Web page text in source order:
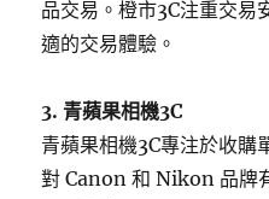
品交易。橙市3C注重交易
適的交易體驗。
3. 青蘋果相機3C
青蘋果相機3C專注於收購
對 Canon 和 Nikon 品牌